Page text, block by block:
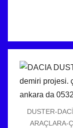
DUSTER-
ARAÇLARA-